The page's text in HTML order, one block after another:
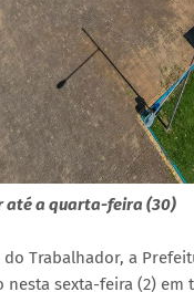
até a quarta-feira (30)
Trabalhador, a
sexta-feira (2)